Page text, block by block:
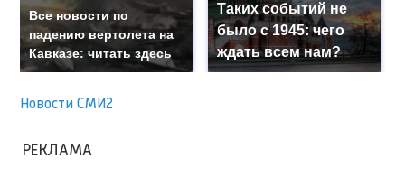
Все новости по
падению вертолета на
Кавказе: читать здесь
Таких событий не
было с 1945: чего
ждать всем нам?
Новости СМИ2
РЕКЛАМА